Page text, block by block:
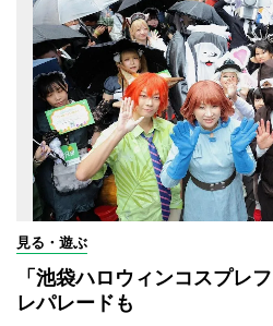
見る・遊ぶ
「池袋ハロウィンコスプ
レパレードも